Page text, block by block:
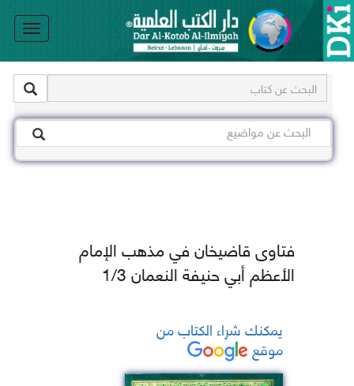
فتاوى قاضيخان في مذهب الإمام
الأعظم أبي حنيفة النعمان 1/3
يمكنك شراء الكتاب من
موقع